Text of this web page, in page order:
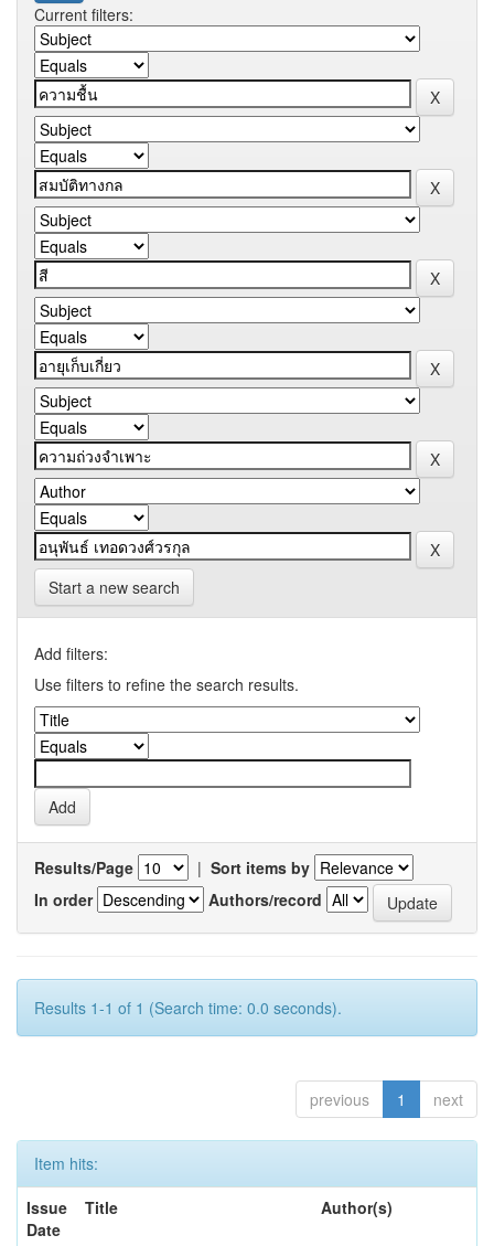
Current filters:
Start a new search
Add filters:
Use filters to refine the search results.
Results/Page | Sort items by
In order
Authors/record
Results 1-1 of 1 (Search time: 0.0 seconds).
previous 1 next
Item hits:
Issue
Date
Title Author(s)